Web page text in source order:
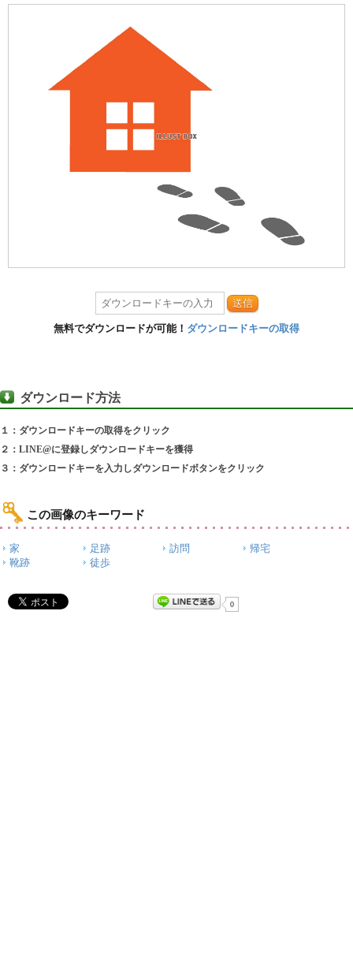
送信
無料でダウンロードが可能！ ダウンロードキーの取得
ダウンロード方法
１：ダウンロードキーの取得をクリック
２：LINE@に登録しダウンロードキーを獲得
３：ダウンロードキーを入力しダウンロードボタンをクリック
この画像のキーワード
家 足跡 訪問
帰宅
靴跡
徒歩
0